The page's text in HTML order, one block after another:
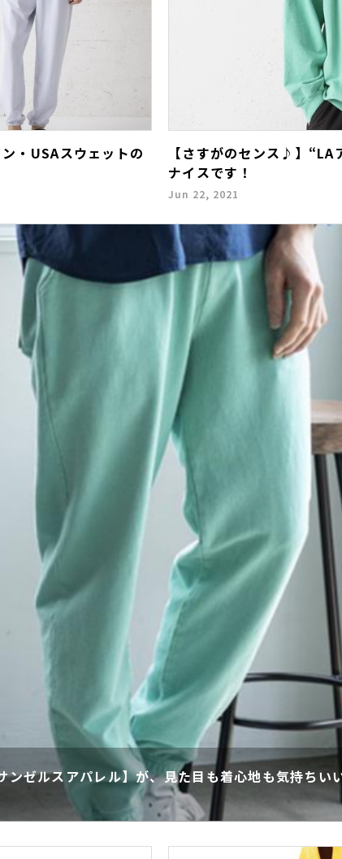
・USAスウェットの
【さすがのセンス♪】
ナイスです！
Jun 22, 2021
ンゼルスアパレル】が、見た目も着心地も気持ち